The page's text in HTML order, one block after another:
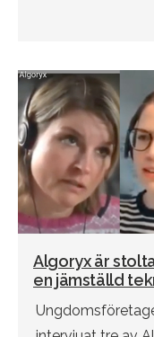
Algoryx är
en jämställd